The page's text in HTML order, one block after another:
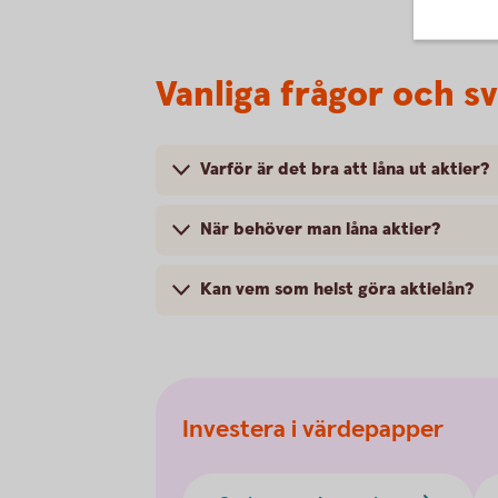
Vanliga frågor och
Varför är det bra att låna ut aktier?
När behöver man låna aktier?
Kan vem som helst göra aktielån?
Investera i värdepapper